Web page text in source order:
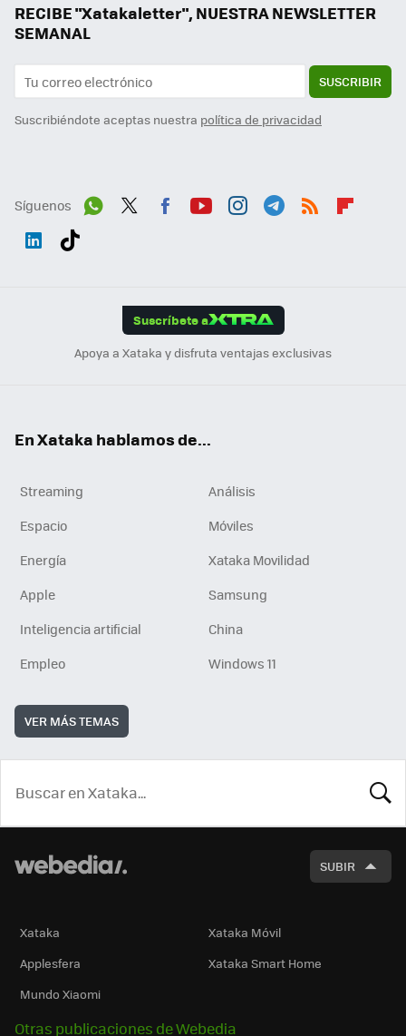
RECIBE "Xatakaletter", NUESTRA NEWSLETTER
SEMANAL
SUSCRIBIR
Suscribiéndote aceptas nuestra política de privacidad
Síguenos
Suscríbete a
Apoya a Xataka y disfruta ventajas exclusivas
En Xataka hablamos de...
Streaming
Análisis
Espacio
Móviles
Energía
Xataka Movilidad
Apple
Samsung
Inteligencia artificial
China
Empleo
Windows 11
VER MÁS TEMAS
SUBIR
Xataka
Xataka Móvil
Applesfera
Xataka Smart Home
Mundo Xiaomi
Otras publicaciones de Webedia